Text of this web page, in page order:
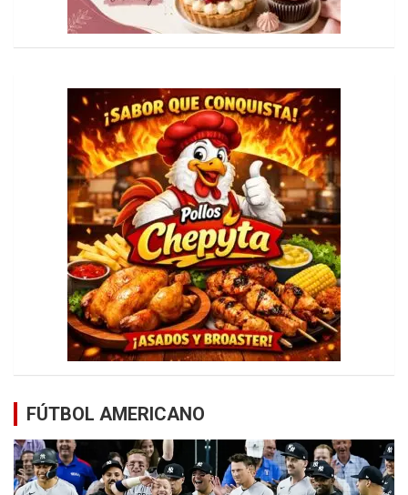
FÚTBOL AMERICANO